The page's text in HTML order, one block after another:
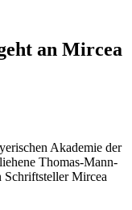
an Mircea
Akademie der
Thomas-Mann-
Schriftsteller Mircea